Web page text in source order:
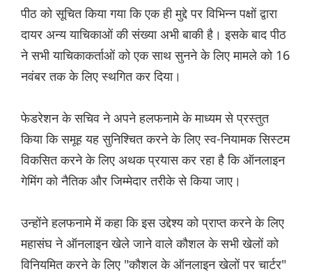
पीठ को सूचित किया गया कि एक ही मुद्दे पर विभिन्न पक्षों द्वारा
दायर अन्य याचिकाओं की संख्या अभी बाकी है। इसके बाद पीठ
ने सभी याचिकाकर्ताओं को एक साथ सुनने के लिए मामले को 16
नवंबर तक के लिए स्थगित कर दिया।
फेडरेशन के सचिव ने अपने हलफनामे के माध्यम से प्रस्तुत
किया कि समूह यह सुनिश्चित करने के लिए स्व-नियामक सिस्टम
विकसित करने के लिए अथक प्रयास कर रहा है कि ऑनलाइन
गेमिंग को नैतिक और जिम्मेदार तरीके से किया जाए।
उन्होंने हलफनामे में कहा कि इस उद्देश्य को प्राप्त करने के लिए
महासंघ ने ऑनलाइन खेले जाने वाले कौशल के सभी खेलों को
विनियमित करने के लिए "कौशल के ऑनलाइन खेलों पर चार्टर"